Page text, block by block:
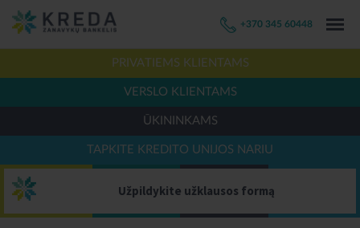
+370 345 60448
PRIVATIEMS KLIENTAMS
VERSLO KLIENTAMS
ŪKININKAMS
TAPKITE KREDITO UNIJOS NARIU
Užpildykite užklausos formą